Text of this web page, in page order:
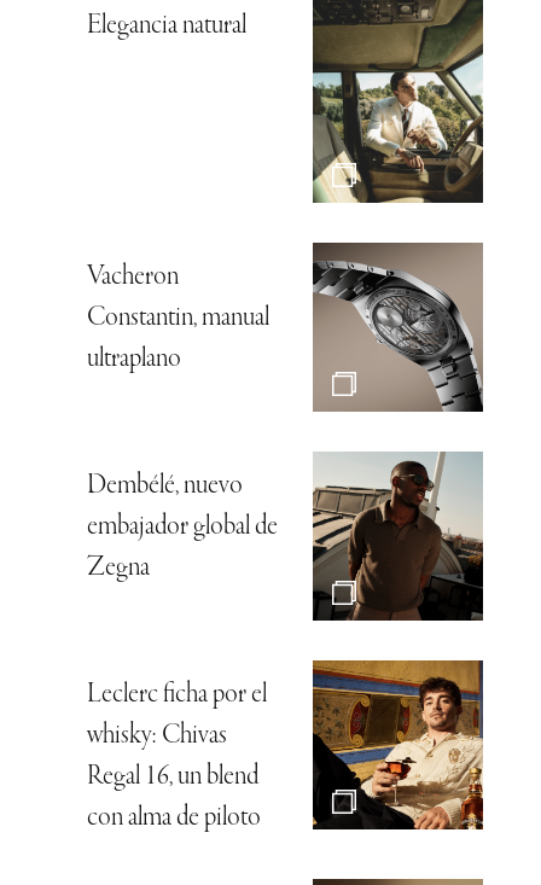
Elegancia natural
Vacheron
Constantin, manual
ultraplano
Dembélé, nuevo
embajador global de
Zegna
Leclerc ficha por el
whisky: Chivas
Regal 16, un blend
con alma de piloto